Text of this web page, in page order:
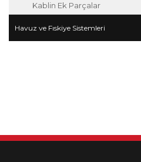
Kablin Ek Parçalar
Havuz ve Fıskiye Sistemleri